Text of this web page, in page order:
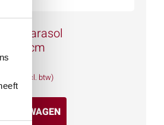
tbv. parasol
200cm
(excl. btw)